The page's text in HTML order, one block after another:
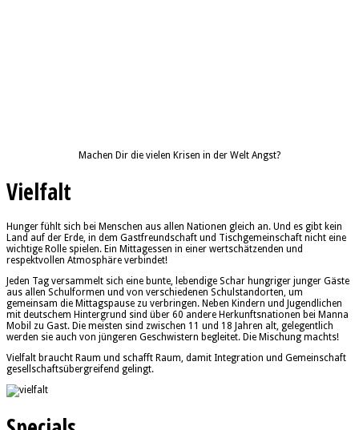
Machen Dir die vielen Krisen in der Welt Angst?
Vielfalt
Hunger fühlt sich bei Menschen aus allen Nationen gleich an. Und es gibt kein
Land auf der Erde, in dem Gastfreundschaft und Tischgemeinschaft nicht eine
wichtige Rolle spielen. Ein Mittagessen in einer wertschätzenden und
respektvollen Atmosphäre verbindet!
Jeden Tag versammelt sich eine bunte, lebendige Schar hungriger junger Gäste
aus allen Schulformen und von verschiedenen Schulstandorten, um
gemeinsam die Mittagspause zu verbringen. Neben Kindern und Jugendlichen
mit deutschem Hintergrund sind über 60 andere Herkunftsnationen bei Manna
Mobil zu Gast. Die meisten sind zwischen 11 und 18 Jahren alt, gelegentlich
werden sie auch von jüngeren Geschwistern begleitet. Die Mischung machts!
Vielfalt braucht Raum und schafft Raum, damit Integration und Gemeinschaft
gesellschaftsübergreifend gelingt.